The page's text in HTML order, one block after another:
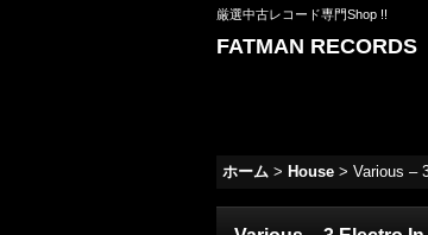
厳選中古レコード専門Shop !!
FATMAN RECORDS
ホーム > House > Various –